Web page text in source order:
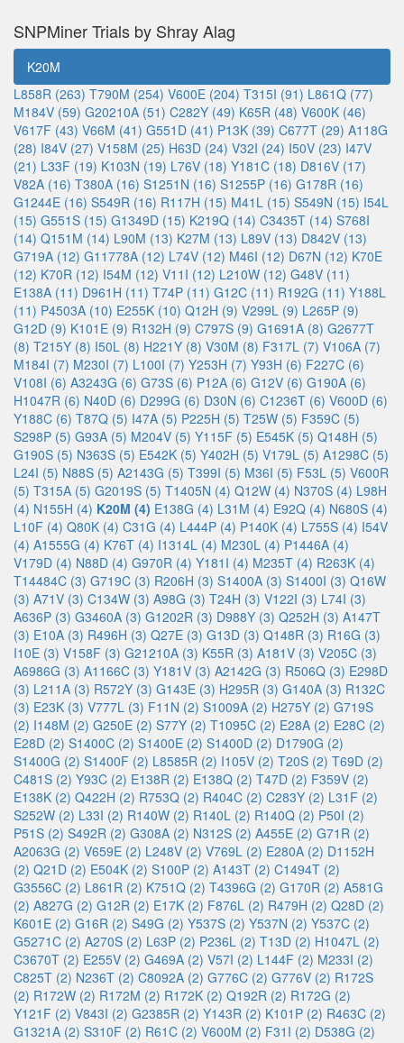
SNPMiner Trials by Shray Alag
K20M
L858R (263) T790M (254) V600E (204) T315I (91) L861Q (77)
M184V (59) G20210A (51) C282Y (49) K65R (48) V600K (46)
V617F (43) V66M (41) G551D (41) P13K (39) C677T (29) A118G
(28) I84V (27) V158M (25) H63D (24) V32I (24) I50V (23) I47V
(21) L33F (19) K103N (19) L76V (18) Y181C (18) D816V (17)
V82A (16) T380A (16) S1251N (16) S1255P (16) G178R (16)
G1244E (16) S549R (16) R117H (15) M41L (15) S549N (15) I54L
(15) G551S (15) G1349D (15) K219Q (14) C3435T (14) S768I
(14) Q151M (14) L90M (13) K27M (13) L89V (13) D842V (13)
G719A (12) G11778A (12) L74V (12) M46I (12) D67N (12) K70E
(12) K70R (12) I54M (12) V11I (12) L210W (12) G48V (11)
E138A (11) D961H (11) T74P (11) G12C (11) R192G (11) Y188L
(11) P4503A (10) E255K (10) Q12H (9) V299L (9) L265P (9)
G12D (9) K101E (9) R132H (9) C797S (9) G1691A (8) G2677T
(8) T215Y (8) I50L (8) H221Y (8) V30M (8) F317L (7) V106A (7)
M184I (7) M230I (7) L100I (7) Y253H (7) Y93H (6) F227C (6)
V108I (6) A3243G (6) G73S (6) P12A (6) G12V (6) G190A (6)
H1047R (6) N40D (6) D299G (6) D30N (6) C1236T (6) V600D (6)
Y188C (6) T87Q (5) I47A (5) P225H (5) T25W (5) F359C (5)
S298P (5) G93A (5) M204V (5) Y115F (5) E545K (5) Q148H (5)
G190S (5) N363S (5) E542K (5) Y402H (5) V179L (5) A1298C (5)
L24I (5) N88S (5) A2143G (5) T399I (5) M36I (5) F53L (5) V600R
(5) T315A (5) G2019S (5) T1405N (4) Q12W (4) N370S (4) L98H
(4) N155H (4) K20M (4) E138G (4) L31M (4) E92Q (4) N680S (4)
L10F (4) Q80K (4) C31G (4) L444P (4) P140K (4) L755S (4) I54V
(4) A1555G (4) K76T (4) I1314L (4) M230L (4) P1446A (4)
V179D (4) N88D (4) G970R (4) Y181I (4) M235T (4) R263K (4)
T14484C (3) G719C (3) R206H (3) S1400A (3) S1400I (3) Q16W
(3) A71V (3) C134W (3) A98G (3) T24H (3) V122I (3) L74I (3)
A636P (3) G3460A (3) G1202R (3) D988Y (3) Q252H (3) A147T
(3) E10A (3) R496H (3) Q27E (3) G13D (3) Q148R (3) R16G (3)
I10E (3) V158F (3) G21210A (3) K55R (3) A181V (3) V205C (3)
A6986G (3) A1166C (3) Y181V (3) A2142G (3) R506Q (3) E298D
(3) L211A (3) R572Y (3) G143E (3) H295R (3) G140A (3) R132C
(3) E23K (3) V777L (3) F11N (2) S1009A (2) H275Y (2) G719S
(2) I148M (2) G250E (2) S77Y (2) T1095C (2) E28A (2) E28C (2)
E28D (2) S1400C (2) S1400E (2) S1400D (2) D1790G (2)
S1400G (2) S1400F (2) L8585R (2) I105V (2) T20S (2) T69D (2)
C481S (2) Y93C (2) E138R (2) E138Q (2) T47D (2) F359V (2)
E138K (2) Q422H (2) R753Q (2) R404C (2) C283Y (2) L31F (2)
S252W (2) L33I (2) R140W (2) R140L (2) R140Q (2) P50I (2)
P51S (2) S492R (2) G308A (2) N312S (2) A455E (2) G71R (2)
A2063G (2) V659E (2) L248V (2) V769L (2) E280A (2) D1152H
(2) Q21D (2) E504K (2) S100P (2) A143T (2) C1494T (2)
G3556C (2) L861R (2) K751Q (2) T4396G (2) G170R (2) A581G
(2) A827G (2) G12R (2) E17K (2) F876L (2) R479H (2) Q28D (2)
K601E (2) G16R (2) S49G (2) Y537S (2) Y537N (2) Y537C (2)
G5271C (2) A270S (2) L63P (2) P236L (2) T13D (2) H1047L (2)
C3670T (2) E255V (2) G469A (2) V57I (2) L144F (2) M233I (2)
C825T (2) N236T (2) C8092A (2) G776C (2) G776V (2) R172S
(2) R172W (2) R172M (2) R172K (2) Q192R (2) R172G (2)
Y121F (2) V843I (2) G2385R (2) Y143R (2) K101P (2) R463C (2)
G1321A (2) S310F (2) R61C (2) V600M (2) F31I (2) D538G (2)